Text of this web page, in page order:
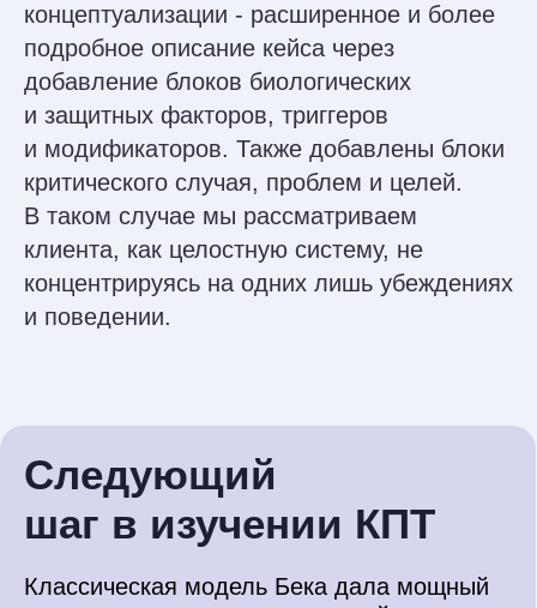
Углублённое изучение
нозологий
В программе Оксфорда делаем
с конкретными нозологиями,
с которыми терапевт работает чаще
всего: РПП, БАР, ОКР, тревожное
и паническое расстройство.
интервенций и подробная работа
с кейсами — проверка знаний
и навыков в действии.